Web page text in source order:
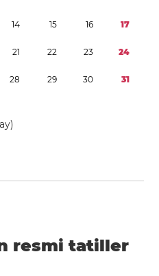
14 15 16 17
21 22 23 24
28 29 30 31
resmi tatiller